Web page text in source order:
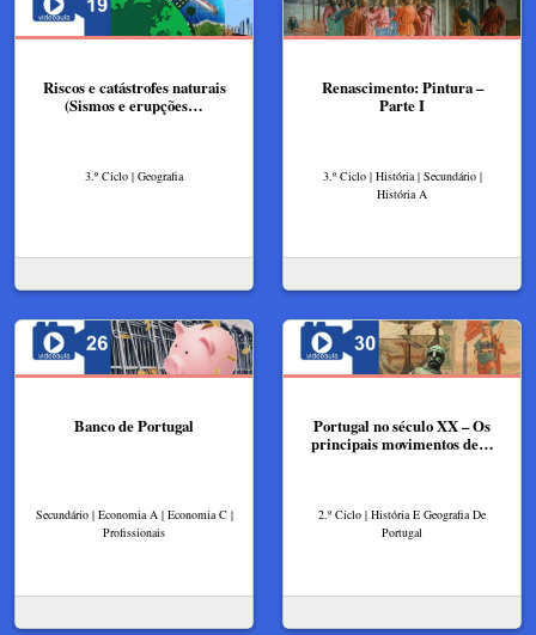
Riscos e catástrofes naturais
(Sismos e erupções…
3.º Ciclo | Geografia
Renascimento: Pintura –
Parte I
3.º Ciclo | História | Secundário |
História A
Banco de Portugal
Secundário | Economia A | Economia C |
Profissionais
Portugal no século XX – Os
principais movimentos de…
2.º Ciclo | História E Geografia De
Portugal